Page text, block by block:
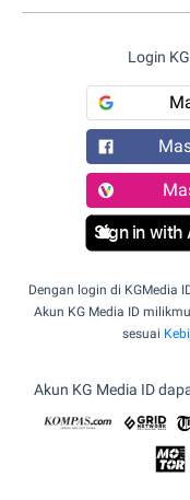
Login
Sign in with
Dengan login di KGMedia
Akun KG Media ID
sesuai
Akun KG Media ID